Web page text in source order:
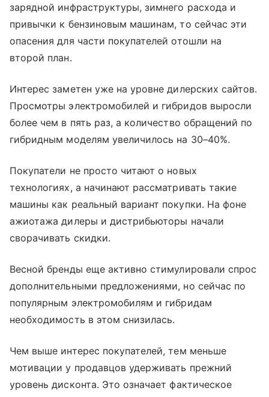
зарядной инфраструктуры, зимнего расхода и
привычки к бензиновым машинам, то сейчас эти
опасения для части покупателей отошли на
второй план.
Интерес заметен уже на уровне дилерских сайтов.
Просмотры электромобилей и гибридов выросли
более чем в пять раз, а количество обращений по
гибридным моделям увеличилось на 30–40%.
Покупатели не просто читают о новых
технологиях, а начинают рассматривать такие
машины как реальный вариант покупки. На фоне
ажиотажа дилеры и дистрибьюторы начали
сворачивать скидки.
Весной бренды еще активно стимулировали спрос
дополнительными предложениями, но сейчас по
популярным электромобилям и гибридам
необходимость в этом снизилась.
Чем выше интерес покупателей, тем меньше
мотивации у продавцов удерживать прежний
уровень дисконта. Это означает фактическое